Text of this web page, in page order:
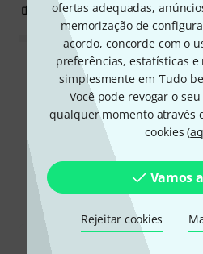
ofertas adequadas,
memorização de
acordo, concorde com o
preferências, estatísticas
simplesmente em ‘Tudo
Você pode revogar o
qualquer momento através
cookies (
Vamos
Rejeitar cookies
0 REPORTAR A
Ler todas as
Todos